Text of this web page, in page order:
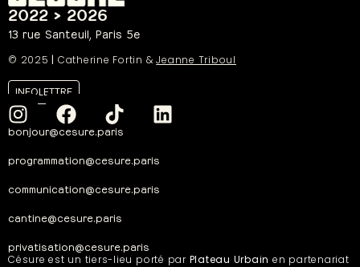
2022 > 2026
13 rue Santeuil, Paris 5e
© 2025 | Catherine Fortin &Jeanne Triboul
INFOLETTRE
bonjour@cesure.paris
programmation@cesure.paris
communication@cesure.paris
cantine@cesure.paris
privatisation@cesure.paris
Césure est un tiers-lieu porté par Plateau Urbain en partenariat